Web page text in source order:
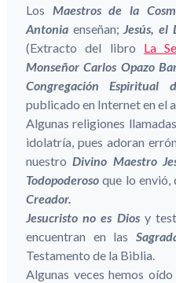
Los Maestros de la
Antoniaenseñan;Jesús, el
(Extracto del libro La
Monseñor Carlos Opazo
Congregación Espiritual
publicado en Internet en el
Algunas religiones
idolatría, pues adoran
nuestroDivino Maestro
Todopoderosoque lo envió,
Creador.
Jesucristo no es Diosy
encuentran en las
Testamento de la Biblia.
Algunas veces hemos